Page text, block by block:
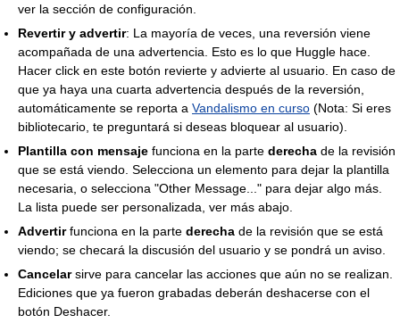
ver la sección de configuración.
Revertir y advertir: La mayoría de veces, una reversión viene
acompañada de una advertencia. Esto es lo que Huggle hace.
Hacer click en este botón revierte y advierte al usuario. En caso de
que ya haya una cuarta advertencia después de la reversión,
automáticamente se reporta a Vandalismo en curso (Nota: Si eres
bibliotecario, te preguntará si deseas bloquear al usuario).
Plantilla con mensaje funciona en la parte derecha de la revisión
que se está viendo. Selecciona un elemento para dejar la plantilla
necesaria, o selecciona "Other Message..." para dejar algo más.
La lista puede ser personalizada, ver más abajo.
Advertirfunciona en la parte derecha de la revisión que se está
viendo; se checará la discusión del usuario y se pondrá un aviso.
Cancelarsirve para cancelar las acciones que aún no se realizan.
Ediciones que ya fueron grabadas deberán deshacerse con el
botón Deshacer.